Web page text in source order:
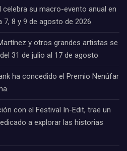
celebra su macro-evento anual en
7, 8 y 9 de agosto de 2026
y otros grandes artistas se
31 de julio al 17 de agosto
ha concedido el Premio Nenúfar
con el Festival In-Edit, trae un
a explorar las historias